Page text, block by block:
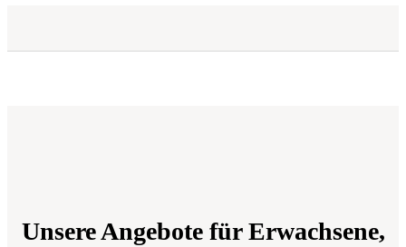
Unsere Angebote für Erwachsene,